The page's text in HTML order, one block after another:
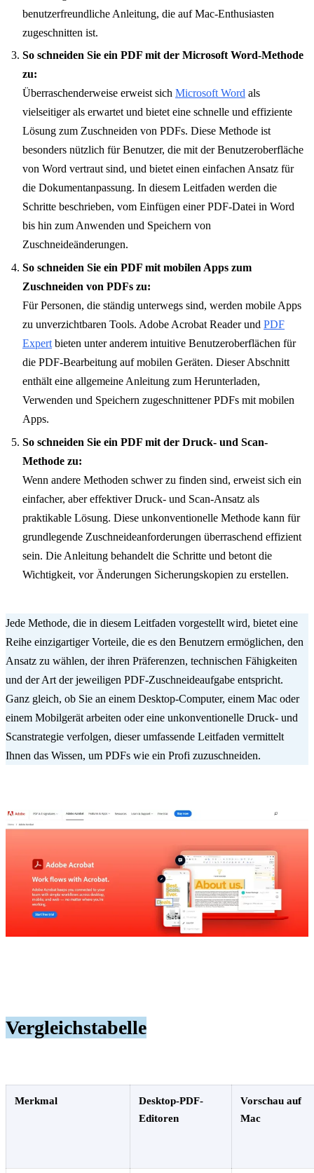
benutzerfreundliche Anleitung, die auf Mac-Enthusiasten
zugeschnitten ist.
So schneiden Sie ein PDF mit der Microsoft Word-Methode
zu:
Überraschenderweise erweist sich Microsoft Word als
vielseitiger als erwartet und bietet eine schnelle und effiziente
Lösung zum Zuschneiden von PDFs. Diese Methode ist
besonders nützlich für Benutzer, die mit der Benutzeroberfläche
von Word vertraut sind, und bietet einen einfachen Ansatz für
die Dokumentanpassung. In diesem Leitfaden werden die
Schritte beschrieben, vom Einfügen einer PDF-Datei in Word
bis hin zum Anwenden und Speichern von
Zuschneideänderungen.
So schneiden Sie ein PDF mit mobilen Apps zum
Zuschneiden von PDFs zu:
Für Personen, die ständig unterwegs sind, werden mobile Apps
zu unverzichtbaren Tools. Adobe Acrobat Reader und PDF
Expert bieten unter anderem intuitive Benutzeroberflächen für
die PDF-Bearbeitung auf mobilen Geräten. Dieser Abschnitt
enthält eine allgemeine Anleitung zum Herunterladen,
Verwenden und Speichern zugeschnittener PDFs mit mobilen
Apps.
So schneiden Sie ein PDF mit der Druck- und Scan-
Methode zu:
Wenn andere Methoden schwer zu finden sind, erweist sich ein
einfacher, aber effektiver Druck- und Scan-Ansatz als
praktikable Lösung. Diese unkonventionelle Methode kann für
grundlegende Zuschneideanforderungen überraschend effizient
sein. Die Anleitung behandelt die Schritte und betont die
Wichtigkeit, vor Änderungen Sicherungskopien zu erstellen.
Jede Methode, die in diesem Leitfaden vorgestellt wird, bietet eine
Reihe einzigartiger Vorteile, die es den Benutzern ermöglichen, den
Ansatz zu wählen, der ihren Präferenzen, technischen Fähigkeiten
und der Art der jeweiligen PDF-Zuschneideaufgabe entspricht.
Ganz gleich, ob Sie an einem Desktop-Computer, einem Mac oder
einem Mobilgerät arbeiten oder eine unkonventionelle Druck- und
Scanstrategie verfolgen, dieser umfassende Leitfaden vermittelt
Ihnen das Wissen, um PDFs wie ein Profi zuzuschneiden.
Vergleichstabelle
Merkmal
Desktop-PDF-
Editoren
Vorschau auf
Mac